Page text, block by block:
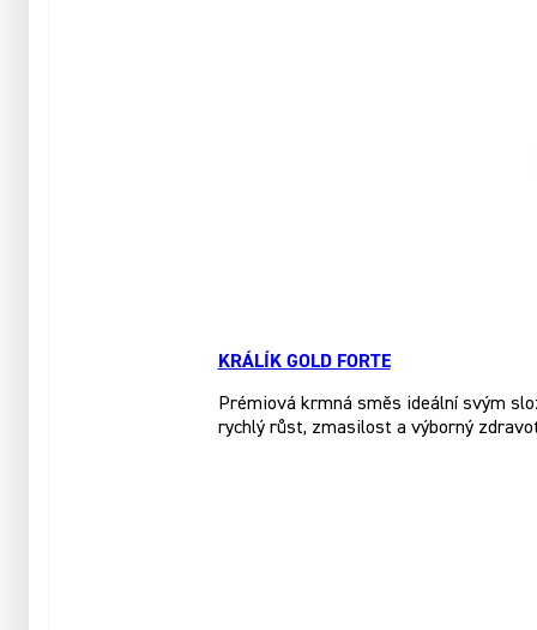
KRÁLÍK GOLD FORTE
Prémiová krmná směs ideální svým
rychlý růst, zmasilost a výborný